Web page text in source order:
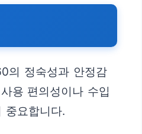
의 정숙성과 안정감
용 편의성이나 수입
중요합니다.